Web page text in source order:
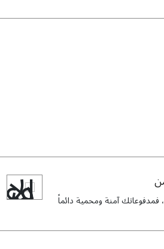
version of this abaya. It’s
tulle is beautifully stitched. The
in luxury abayas, and
truly
فمدفوعاتك آمنة ومحمية دائماً